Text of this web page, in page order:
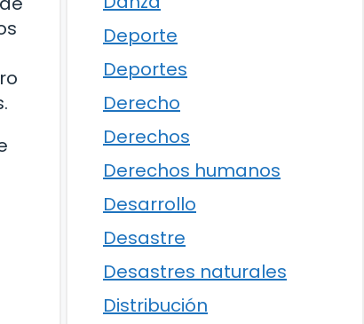
Deporte
Deportes
Derecho
Derechos
Derechos humanos
Desarrollo
Desastre
Desastres naturales
Distribución